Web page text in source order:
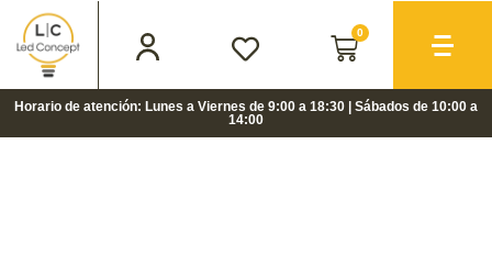
0
Horario de atención: Lunes a Viernes de 9:00 a 18:30 | Sábados de 10:00 a
14:00